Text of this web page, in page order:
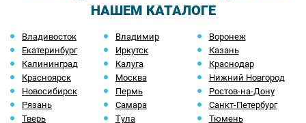
НАШЕМ КАТАЛОГЕ
Владивосток Владимир
Воронеж
Екатеринбург
Иркутск
Казань
Калининград
Калуга
Краснодар
Красноярск
Москва
Нижний Новгород
Новосибирск
Пермь
Ростов-на-Дону
Рязань
Самара
Санкт-Петербург
Тверь
Тула Тюмень